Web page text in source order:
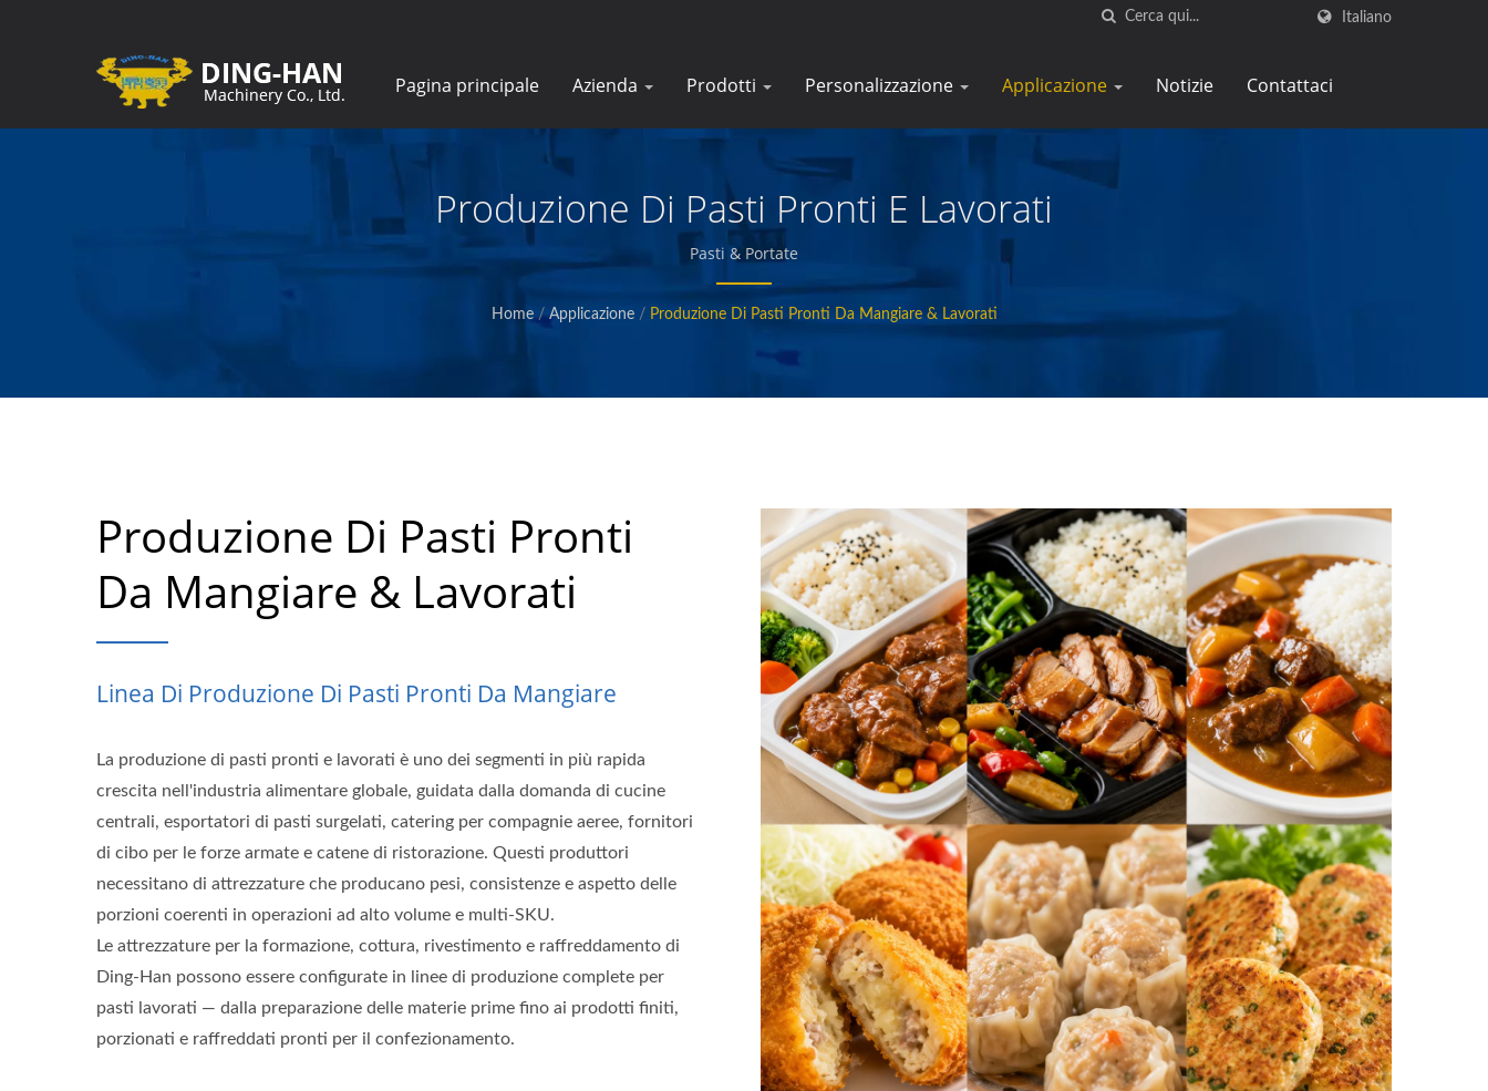
Italiano
Pagina principale Azienda Prodotti Personalizzazione Applicazione Notizie Contattaci
Produzione Di Pasti Pronti E Lavorati
Pasti & Portate
Home / Applicazione / Produzione Di Pasti Pronti Da Mangiare & Lavorati
Produzione Di Pasti Pronti
Da Mangiare & Lavorati
Linea Di Produzione Di Pasti Pronti Da Mangiare
La produzione di pasti pronti e lavorati è uno dei segmenti in più rapida
crescita nell'industria alimentare globale, guidata dalla domanda di cucine
centrali, esportatori di pasti surgelati, catering per compagnie aeree, fornitori
di cibo per le forze armate e catene di ristorazione. Questi produttori
necessitano di attrezzature che producano pesi, consistenze e aspetto delle
porzioni coerenti in operazioni ad alto volume e multi-SKU.
Le attrezzature per la formazione, cottura, rivestimento e raffreddamento di
Ding-Han possono essere configurate in linee di produzione complete per
pasti lavorati — dalla preparazione delle materie prime fino ai prodotti finiti,
porzionati e raffreddati pronti per il confezionamento.